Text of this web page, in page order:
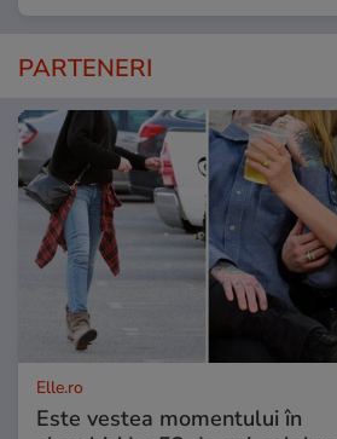
PARTENERI
Elle.ro
Este vestea momentului în